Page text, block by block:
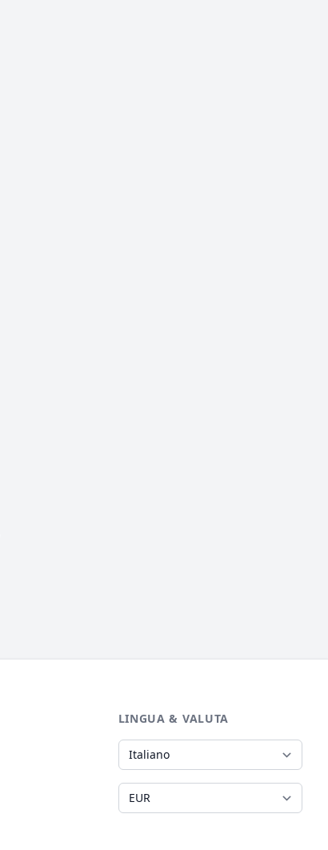
LINGUA & VALUTA
Lingua
Valuta